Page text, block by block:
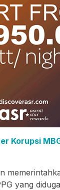
Korupsi
yang